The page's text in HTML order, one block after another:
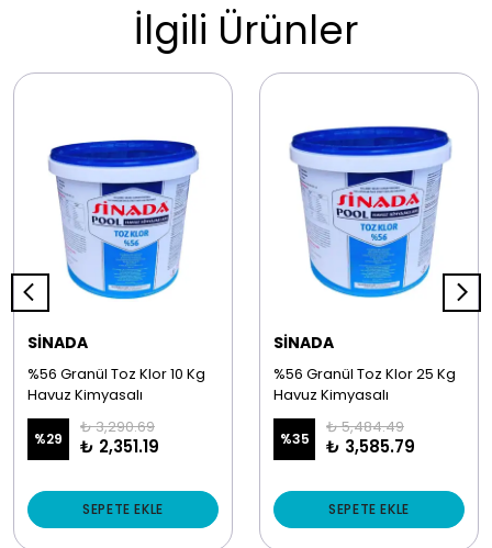
İlgili Ürünler
SİNADA
%56 Granül Toz Klor 10 Kg
Havuz Kimyasalı
%29
₺ 3,290.69
₺ 2,351.19
SEPETE EKLE
SİNADA
%56 Granül Toz Klor 25 Kg
Havuz Kimyasalı
%35
₺ 5,484.49
₺ 3,585.79
SEPETE EKLE